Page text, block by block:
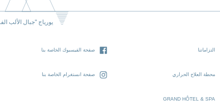
يورياج "جبال الألب
التزاماتنا
محطة العلاج الحراري
GRAND HÔTEL & SPA
صفحة الفيسبوك الخاصة بنا
صفحة انستغرام الخاصة بنا